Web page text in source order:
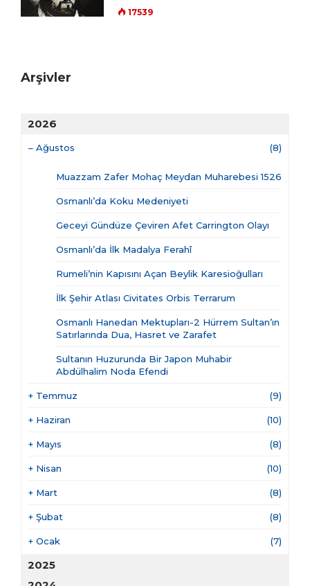
17539
Arşivler
2026
– Ağustos (8)
Muazzam Zafer Mohaç Meydan Muharebesi 1526
Osmanlı’da Koku Medeniyeti
Geceyi Gündüze Çeviren Afet Carrington Olayı
Osmanlı’da İlk Madalya Ferahî
Rumeli’nin Kapısını Açan Beylik Karesioğulları
İlk Şehir Atlası Civitates Orbis Terrarum
Osmanlı Hanedan Mektupları-2 Hürrem Sultan’ın
Satırlarında Dua, Hasret ve Zarafet
Sultanın Huzurunda Bir Japon Muhabir
Abdülhalim Noda Efendi
+ Temmuz (9)
+ Haziran (10)
+ Mayıs (8)
+ Nisan (10)
+ Mart (8)
+ Şubat (8)
+ Ocak (7)
2025